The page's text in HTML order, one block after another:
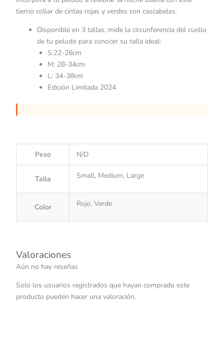
tierno collar de cintas rojas y verdes con cascabeles.
Disponible en 3 tallas, mide la circunferencia del cuello
de tu peludo para conocer su talla ideal:
S:22-26cm
M; 28-34cm
L: 34-38cm
Edición Limitada 2024
Peso N/D
Talla Small, Medium, Large
Color Rojo, Verde
Valoraciones
Aún no hay reseñas
Solo los usuarios registrados que hayan comprado este
producto pueden hacer una valoración.